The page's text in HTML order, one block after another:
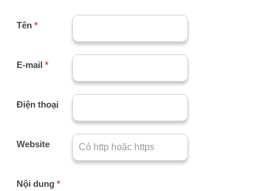
Tên *
E-mail *
Điện thoại
Website
Nội dung *